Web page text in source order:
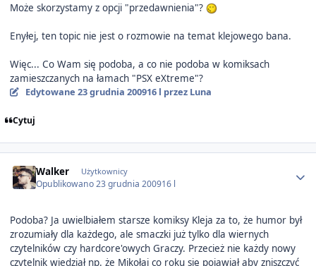
Może skorzystamy z opcji "przedawnienia"?
Enyłej, ten topic nie jest o rozmowie na temat klejowego bana.
Więc... Co Wam się podoba, a co nie podoba w komiksach
zamieszczanych na łamach "PSX eXtreme"?
Edytowane 23 grudnia 200916 l przez Luna
Cytuj
Walker Użytkownicy
Opublikowano23 grudnia 200916 l
Podoba? Ja uwielbiałem starsze komiksy Kleja za to, że humor był
zrozumiały dla każdego, ale smaczki już tylko dla wiernych
czytelników czy hardcore'owych Graczy. Przecież nie każdy nowy
czytelnik wiedział np. że Mikołaj co roku się pojawiał aby zniszczyć